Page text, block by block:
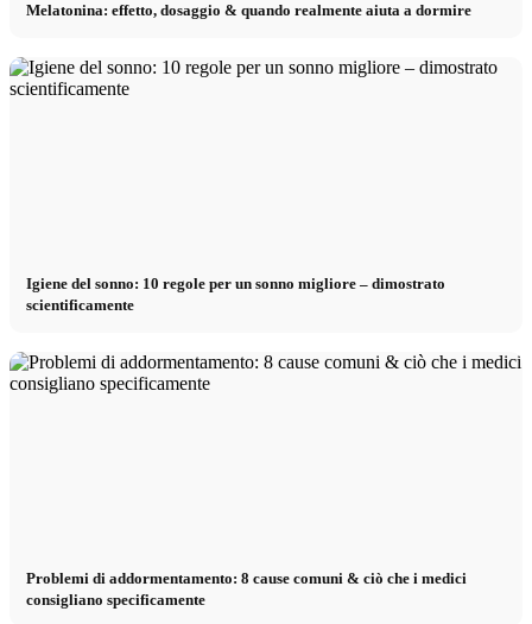
Melatonina: effetto, dosaggio & quando realmente aiuta a dormire
Igiene del sonno: 10 regole per un sonno migliore – dimostrato
scientificamente
Problemi di addormentamento: 8 cause comuni & ciò che i medici
consigliano specificamente